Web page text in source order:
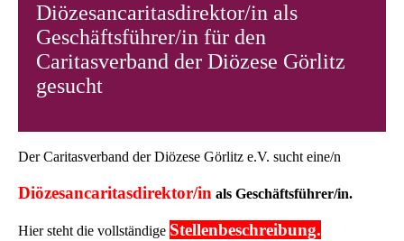
Diözesancaritasdirektor/in als
Geschäftsführer/in für den
Caritasverband der Diözese Görlitz
gesucht
Der Caritasverband der Diözese Görlitz e.V. sucht eine/n
Diözesancaritasdirektor/in als Geschäftsführer/in.
Hier steht die vollständige Stellenbeschreibung.